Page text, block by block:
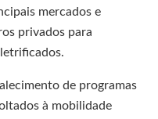
mercados e
privados para
de programas
à mobilidade